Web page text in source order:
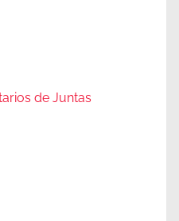
de Juntas